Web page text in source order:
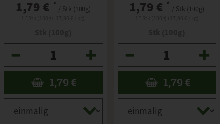
1,79 € * / Stk (100g)
1,79 €
1,79 € * / Stk (100g)
1,79 €